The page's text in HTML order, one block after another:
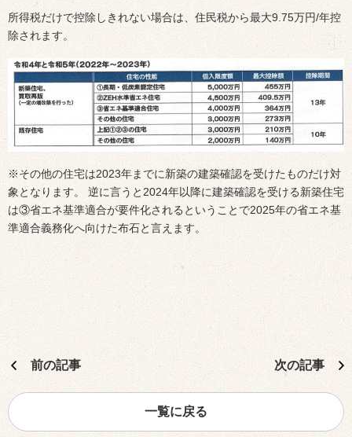
所得税だけで控除しきれない場合は、住民税から最大9.75万円/年控
除されます。
※その他の住宅は2023年までに新築の建築確認を受けたものだけ対
象となります。 逆に言うと2024年以降に建築確認を受ける新築住宅
は③省エネ基準適合が要件化されるということで2025年の省エネ基
準適合義務化へ向けた布石と言えます。
前の記事 次の記事
一覧に戻る